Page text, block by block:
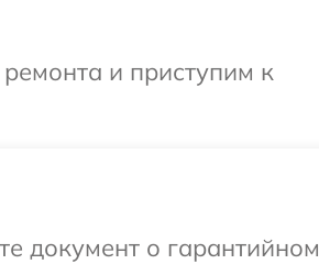
и приступим к
документ о гарантийном